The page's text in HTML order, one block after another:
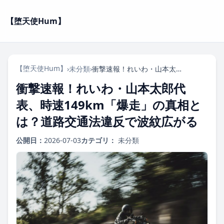
【堕天使Hum】
【堕天使Hum】 ›未分類› 衝撃速報！れいわ・山本太郎代表、時速149km「爆走」の真相とは？道路交通法違反で波紋広がる
衝撃速報！れいわ・山本太郎代
表、時速149km「爆走」の真相と
は？道路交通法違反で波紋広がる
公開日： 2026-07-03カテゴリ： 未分類